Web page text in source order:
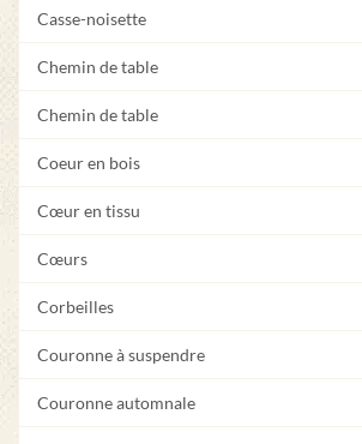
Casse-noisette
Chemin de table
Chemin de table
Coeur en bois
Cœur en tissu
Cœurs
Corbeilles
Couronne à suspendre
Couronne automnale